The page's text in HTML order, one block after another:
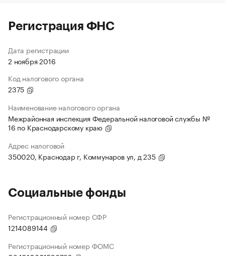
Регистрация ФНС
Дата регистрации
2 ноября 2016
Код налогового органа
2375
Наименование налогового органа
Межрайонная инспекция Федеральной налоговой службы №
16 по Краснодарскому краю
Адрес налоговой
350020, Краснодар г, Коммунаров ул, д 235
Социальные фонды
Регистрационный номер СФР
1214089144
Регистрационный номер ФОМС